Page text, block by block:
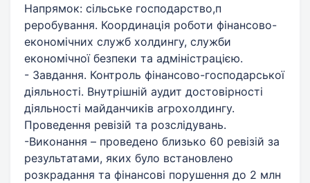
Напрямок: сільське господарство,п
реробування. Координація роботи фінансово-
економічних служб холдингу, служби
економічної безпеки та адміністрацією.
- Завдання. Контроль фінансово-господарської
діяльності. Внутрішній аудит достовірності
діяльності майданчиків агрохолдингу.
Проведення ревізій та розслідувань.
-Виконання – проведено близько 60 ревізій за
результатами, яких було встановлено
розкрадання та фінансові порушення до 2 млн